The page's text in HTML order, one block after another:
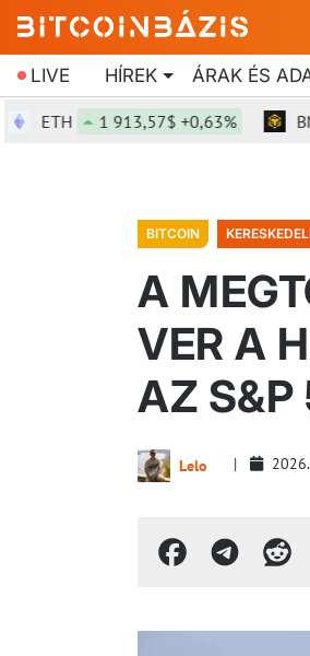
LIVE HÍREK ÁRAK ÉS
1 913,57$ +0,63% BNB
BITCOIN
A
VER A
AZ
Lelo